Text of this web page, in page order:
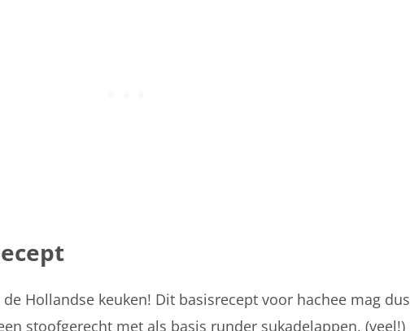
Hollandse keuken! Dit basisrecept voor hachee mag dus
stoofgerecht met als basis runder sukadelappen, (veel!)